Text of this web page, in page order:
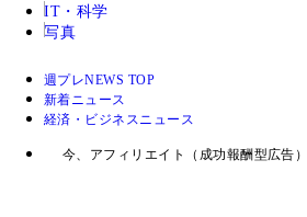
IT・科学
写真
週プレNEWS TOP
新着ニュース
経済・ビジネスニュース
今、アフィリエイト（成功報酬型広告